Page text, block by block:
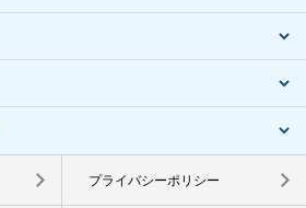
プライバシーポリシー